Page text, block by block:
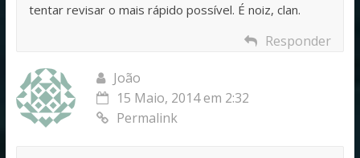
tentar revisar o mais rápido possível. É noiz, clan.
Responder
João
15 Maio, 2014 em 2:32
Permalink